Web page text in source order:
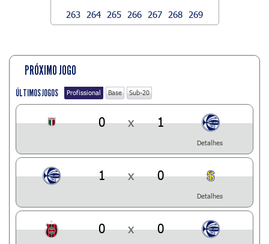
263
264 265 266 267 268 269
PRÓXIMO JOGO
ÚLTIMOS JOGOS Profissional Base Sub-20
0 x 1
Detalhes
1 x 0
Detalhes
0 x 0